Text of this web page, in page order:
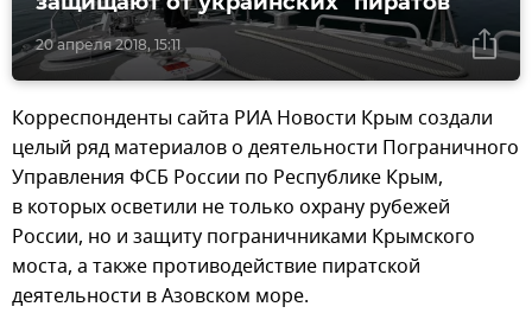
20 апреля 2018, 15:11
Корреспонденты сайта РИА Новости Крым создали
целый ряд материалов о деятельности Пограничного
Управления ФСБ России по Республике Крым,
в которых осветили не только охрану рубежей
России, но и защиту пограничниками Крымского
моста, а также противодействие пиратской
деятельности в Азовском море.